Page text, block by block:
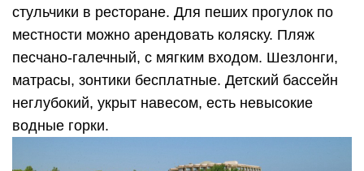
стульчики в ресторане. Для пеших прогулок по
местности можно арендовать коляску. Пляж
песчано-галечный, с мягким входом. Шезлонги,
матрасы, зонтики бесплатные. Детский бассейн
неглубокий, укрыт навесом, есть невысокие
водные горки.